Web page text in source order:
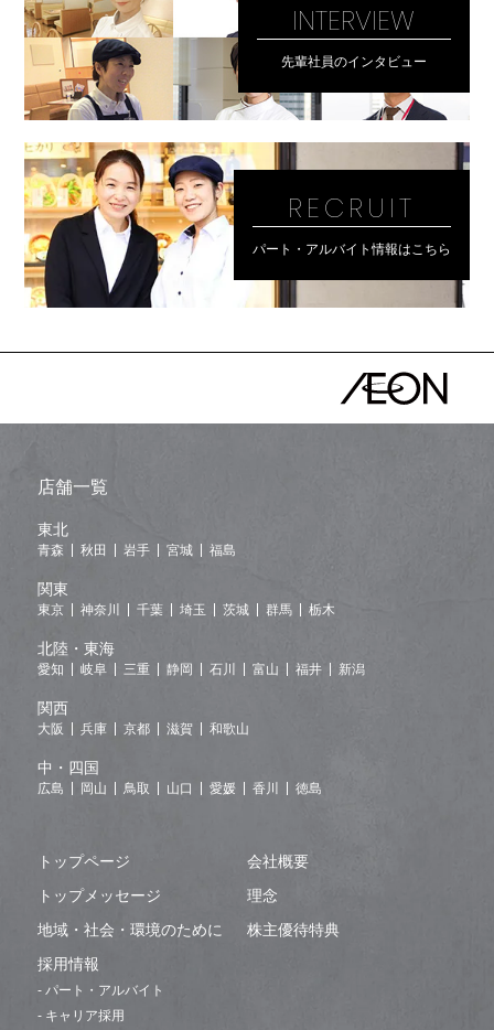
INTERVIEW
先輩社員のインタビュー
RECRUIT
パート・アルバイト情報はこちら
トップページ
会社概要
トップメッセージ
理念
地域・社会・環境のために
株主優待特典
採用情報
- パート・アルバイト
- キャリア採用
店舗一覧
東北
青森 秋田 岩手 宮城 福島
関東
東京 神奈川 千葉 埼玉 茨城 群馬 栃木
北陸・東海
愛知 岐阜 三重 静岡 石川 富山 福井 新潟
関西
大阪 兵庫 京都 滋賀 和歌山
中・四国
広島 岡山 鳥取 山口 愛媛 香川 徳島